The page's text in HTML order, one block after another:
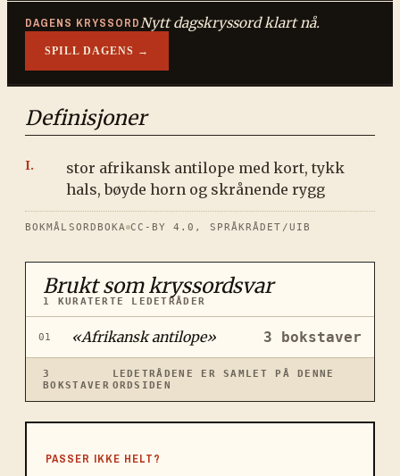
DAGENS KRYSSORDNytt dagskryssord klart nå.
SPILL DAGENS →
Definisjoner
stor afrikansk antilope med kort, tykk
hals, bøyde horn og skrånende rygg
BOKMÅLSORDBOKA CC-BY 4.0, SPRÅKRÅDET/UIB
Brukt som kryssordsvar
1 KURATERTE LEDETRÅDER
01 «Afrikansk antilope» 3 bokstaver
3
BOKSTAVER
LEDETRÅDENE ER SAMLET PÅ DENNE
ORDSIDEN
PASSER IKKE HELT?